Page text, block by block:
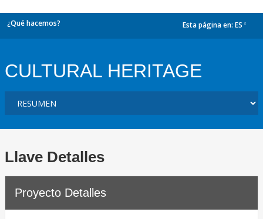
¿Qué hacemos? Esta página en: ES
CULTURAL HERITAGE
Llave Detalles
Proyecto Detalles